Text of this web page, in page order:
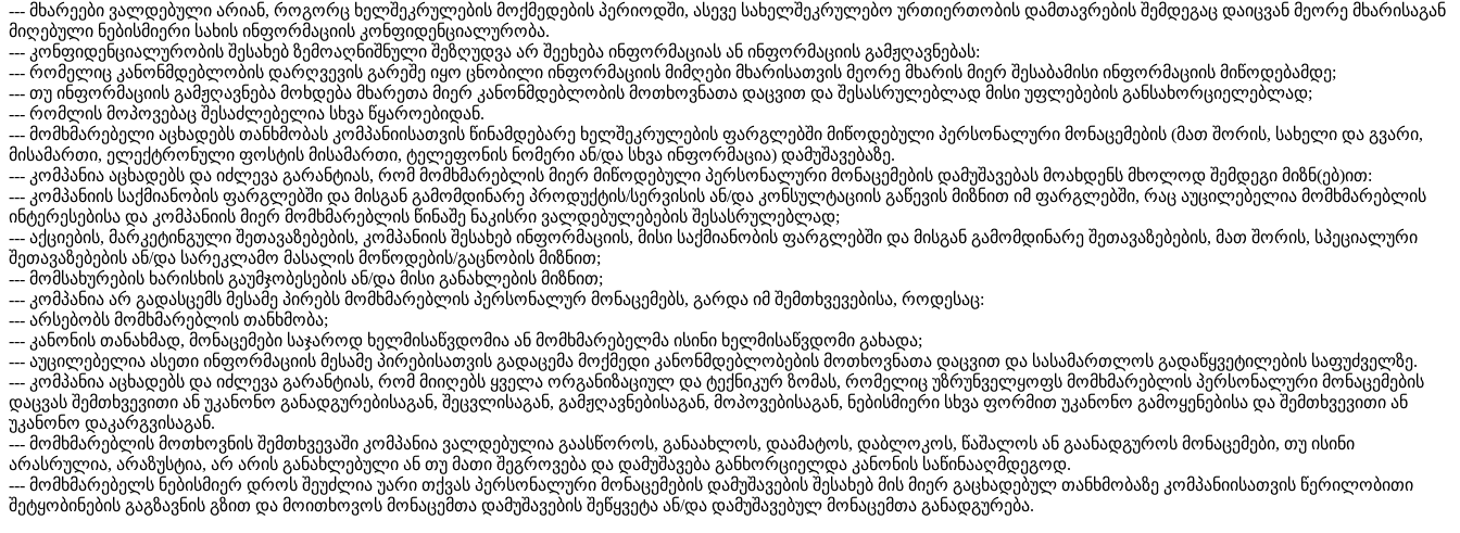
--- მხარეები ვალდებული არიან, როგორც ხელშეკრულების მოქმედების პერიოდში, ასევე სახელშეკრულებო ურთიერთობის დამთავრების შემდეგაც დაიცვან მეორე მხარისაგან
მიღებული ნებისმიერი სახის ინფორმაციის კონფიდენციალურობა.
--- კონფიდენციალურობის შესახებ ზემოაღნიშნული შეზღუდვა არ შეეხება ინფორმაციას ან ინფორმაციის გამჟღავნებას:
--- რომელიც კანონმდებლობის დარღვევის გარეშე იყო ცნობილი ინფორმაციის მიმღები მხარისათვის მეორე მხარის მიერ შესაბამისი ინფორმაციის მიწოდებამდე;
--- თუ ინფორმაციის გამჟღავნება მოხდება მხარეთა მიერ კანონმდებლობის მოთხოვნათა დაცვით და შესასრულებლად მისი უფლებების განსახორციელებლად;
--- რომლის მოპოვებაც შესაძლებელია სხვა წყაროებიდან.
--- მომხმარებელი აცხადებს თანხმობას კომპანიისათვის წინამდებარე ხელშეკრულების ფარგლებში მიწოდებული პერსონალური მონაცემების (მათ შორის, სახელი და გვარი,
მისამართი, ელექტრონული ფოსტის მისამართი, ტელეფონის ნომერი ან/და სხვა ინფორმაცია) დამუშავებაზე.
--- კომპანია აცხადებს და იძლევა გარანტიას, რომ მომხმარებლის მიერ მიწოდებული პერსონალური მონაცემების დამუშავებას მოახდენს მხოლოდ შემდეგი მიზნ(ებ)ით:
--- კომპანიის საქმიანობის ფარგლებში და მისგან გამომდინარე პროდუქტის/სერვისის ან/და კონსულტაციის გაწევის მიზნით იმ ფარგლებში, რაც აუცილებელია მომხმარებლის
ინტერესებისა და კომპანიის მიერ მომხმარებლის წინაშე ნაკისრი ვალდებულებების შესასრულებლად;
--- აქციების, მარკეტინგული შეთავაზებების, კომპანიის შესახებ ინფორმაციის, მისი საქმიანობის ფარგლებში და მისგან გამომდინარე შეთავაზებების, მათ შორის, სპეციალური
შეთავაზებების ან/და სარეკლამო მასალის მოწოდების/გაცნობის მიზნით;
--- მომსახურების ხარისხის გაუმჯობესების ან/და მისი განახლების მიზნით;
--- კომპანია არ გადასცემს მესამე პირებს მომხმარებლის პერსონალურ მონაცემებს, გარდა იმ შემთხვევებისა, როდესაც:
--- არსებობს მომხმარებლის თანხმობა;
--- კანონის თანახმად, მონაცემები საჯაროდ ხელმისაწვდომია ან მომხმარებელმა ისინი ხელმისაწვდომი გახადა;
--- აუცილებელია ასეთი ინფორმაციის მესამე პირებისათვის გადაცემა მოქმედი კანონმდებლობების მოთხოვნათა დაცვით და სასამართლოს გადაწყვეტილების საფუძველზე.
--- კომპანია აცხადებს და იძლევა გარანტიას, რომ მიიღებს ყველა ორგანიზაციულ და ტექნიკურ ზომას, რომელიც უზრუნველყოფს მომხმარებლის პერსონალური მონაცემების
დაცვას შემთხვევითი ან უკანონო განადგურებისაგან, შეცვლისაგან, გამჟღავნებისაგან, მოპოვებისაგან, ნებისმიერი სხვა ფორმით უკანონო გამოყენებისა და შემთხვევითი ან
უკანონო დაკარგვისაგან.
--- მომხმარებლის მოთხოვნის შემთხვევაში კომპანია ვალდებულია გაასწოროს, განაახლოს, დაამატოს, დაბლოკოს, წაშალოს ან გაანადგუროს მონაცემები, თუ ისინი
არასრულია, არაზუსტია, არ არის განახლებული ან თუ მათი შეგროვება და დამუშავება განხორციელდა კანონის საწინააღმდეგოდ.
--- მომხმარებელს ნებისმიერ დროს შეუძლია უარი თქვას პერსონალური მონაცემების დამუშავების შესახებ მის მიერ გაცხადებულ თანხმობაზე კომპანიისათვის წერილობითი
შეტყობინების გაგზავნის გზით და მოითხოვოს მონაცემთა დამუშავების შეწყვეტა ან/და დამუშავებულ მონაცემთა განადგურება.